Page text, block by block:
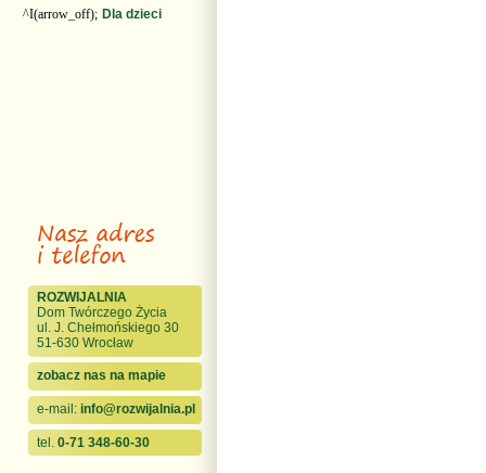
^I(arrow_off); Dla dzieci
ROZWIJALNIA
Dom Twórczego Życia
ul. J. Chełmońskiego 30
51-630 Wrocław
zobacz nas na mapie
e-mail: info@rozwijalnia.pl
tel. 0-71 348-60-30